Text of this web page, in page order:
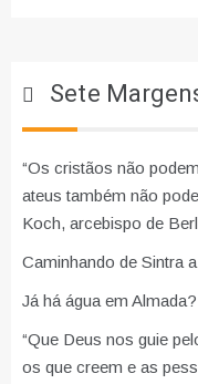
Sete
“Os cristãos não
ateus também não
Koch, arcebispo de
Caminhando de Sintra
Já há água em Almada?
“Que Deus nos guie
os que creem e as